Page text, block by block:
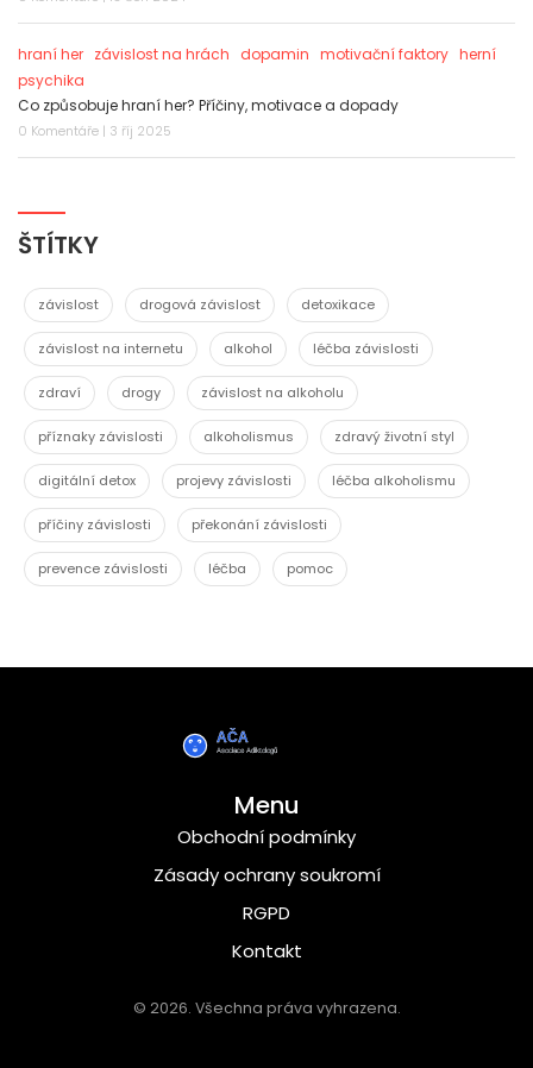
hraní her závislost na hrách dopamin motivační faktory herní
psychika
Co způsobuje hraní her? Příčiny, motivace a dopady
0 Komentáře | 3 říj 2025
ŠTÍTKY
závislost drogová závislost detoxikace
závislost na internetu alkohol léčba závislosti
zdraví drogy závislost na alkoholu
příznaky závislosti alkoholismus zdravý životní styl
digitální detox projevy závislosti léčba alkoholismu
příčiny závislosti překonání závislosti
prevence závislosti léčba pomoc
Menu
Obchodní podmínky
Zásady ochrany soukromí
RGPD
Kontakt
© 2026. Všechna práva vyhrazena.